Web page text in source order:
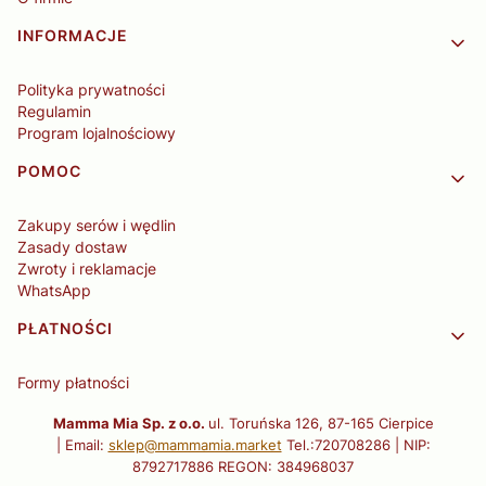
INFORMACJE
Polityka prywatności
Regulamin
Program lojalnościowy
POMOC
Zakupy serów i wędlin
Zasady dostaw
Zwroty i reklamacje
WhatsApp
PŁATNOŚCI
Formy płatności
Mamma Mia Sp. z o.o. ul. Toruńska 126, 87-165 Cierpice
| Email: sklep@mammamia.market Tel.:720708286 | NIP:
8792717886 REGON: 384968037